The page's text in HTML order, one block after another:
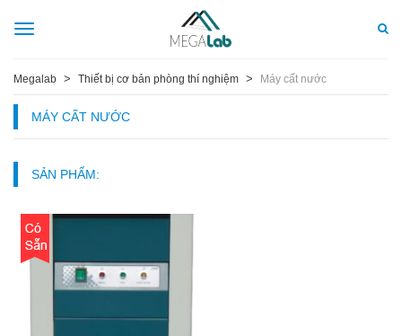
Megalab > Thiết bị cơ bản phòng thí nghiệm > Máy cất nước
MÁY CẤT NƯỚC
SẢN PHẨM: